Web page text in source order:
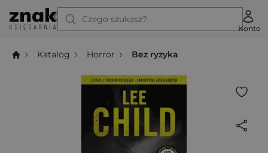
Czego szukasz?
Konto
Katalog Horror Bez ryzyka